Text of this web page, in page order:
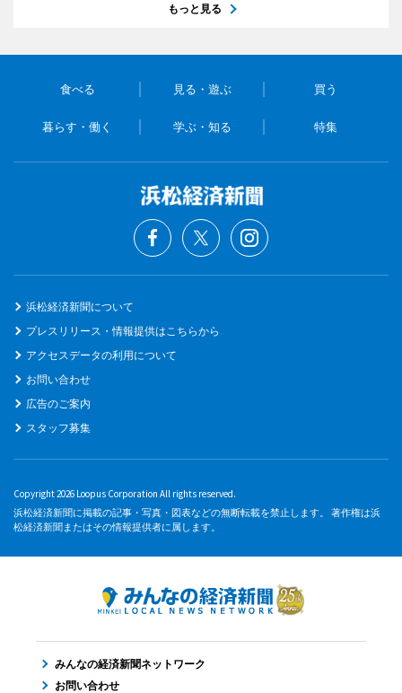
もっと見る
食べる 見る・遊ぶ 買う
暮らす・働く 学ぶ・知る 特集
浜松経済新聞について
プレスリリース・情報提供はこちらから
アクセスデータの利用について
お問い合わせ
広告のご案内
スタッフ募集
Copyright 2026 Loopus Corporation All rights reserved.
浜松経済新聞に掲載の記事・写真・図表などの無断転載を禁止します。 著作権は浜
松経済新聞またはその情報提供者に属します。
みんなの経済新聞ネットワーク
お問い合わせ